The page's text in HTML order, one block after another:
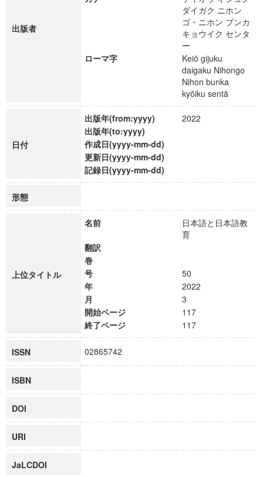
出版者
ダイガク ニホン
ゴ・ニホン ブンカ
キョウイク センタ
ー
ローマ字
Keiō gijuku
daigaku Nihongo
Nihon bunka
kyōiku sentā
日付
出版年(from:yyyy)
2022
出版年(to:yyyy)
作成日(yyyy-mm-dd)
更新日(yyyy-mm-dd)
記録日(yyyy-mm-dd)
形態
上位タイトル
名前
日本語と日本語教
育
翻訳
巻
号
50
年
2022
月
3
開始ページ
117
終了ページ
117
ISSN 02865742
ISBN
DOI
URI
JaLCDOI